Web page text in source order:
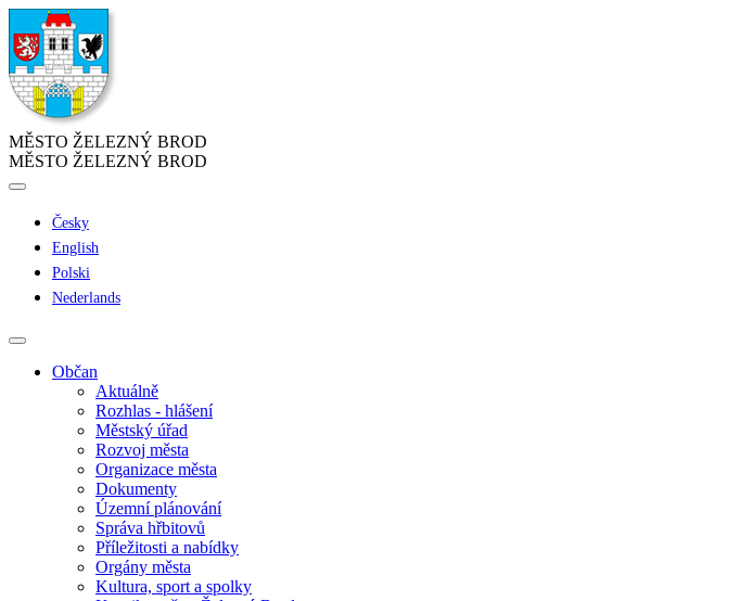
MĚSTO ŽELEZNÝ BROD
MĚSTO ŽELEZNÝ BROD
Česky
English
Polski
Nederlands
Občan
Aktuálně
Rozhlas - hlášení
Městský úřad
Rozvoj města
Organizace města
Dokumenty
Územní plánování
Správa hřbitovů
Příležitosti a nabídky
Orgány města
Kultura, sport a spolky